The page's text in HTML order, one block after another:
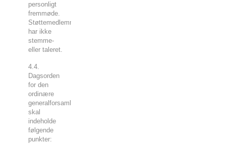
personligt
fremmøde.
Støttemedlemmer
har ikke
stemme-
eller taleret.
4.4.
Dagsorden
for den
ordinære
generalforsamling
skal
indeholde
følgende
punkter: